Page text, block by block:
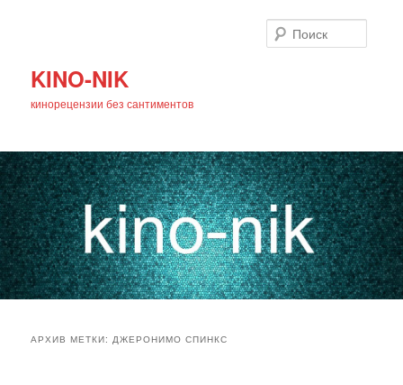
KINO-NIK
кинорецензии без сантиментов
АРХИВ МЕТКИ:ДЖЕРОНИМО СПИНКС